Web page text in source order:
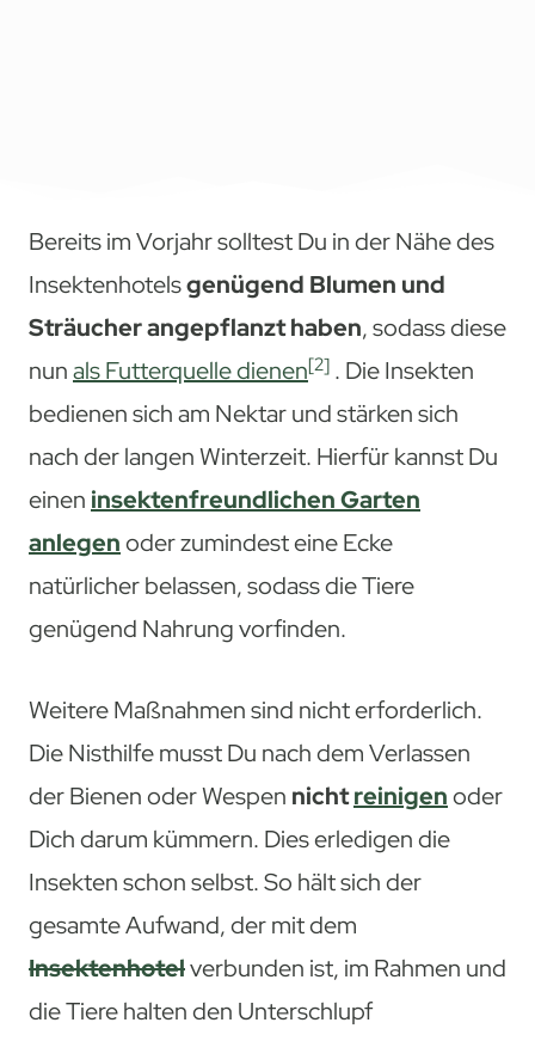
Bereits im Vorjahr solltest Du in der Nähe des
Insektenhotelsgenügend Blumen und
Sträucher angepflanzt haben, sodass diese
nunals Futterquelle dienen[2] . Die Insekten
bedienen sich am Nektar und stärken sich
nach der langen Winterzeit. Hierfür kannst Du
einen insektenfreundlichen Garten
anlegenoder zumindest eine Ecke
natürlicher belassen, sodass die Tiere
genügend Nahrung vorfinden.
Weitere Maßnahmen sind nicht erforderlich.
Die Nisthilfe musst Du nach dem Verlassen
der Bienen oder Wespen nichtreinigenoder
Dich darum kümmern. Dies erledigen die
Insekten schon selbst. So hält sich der
gesamte Aufwand, der mit dem
Insektenhotelverbunden ist, im Rahmen und
die Tiere halten den Unterschlupf